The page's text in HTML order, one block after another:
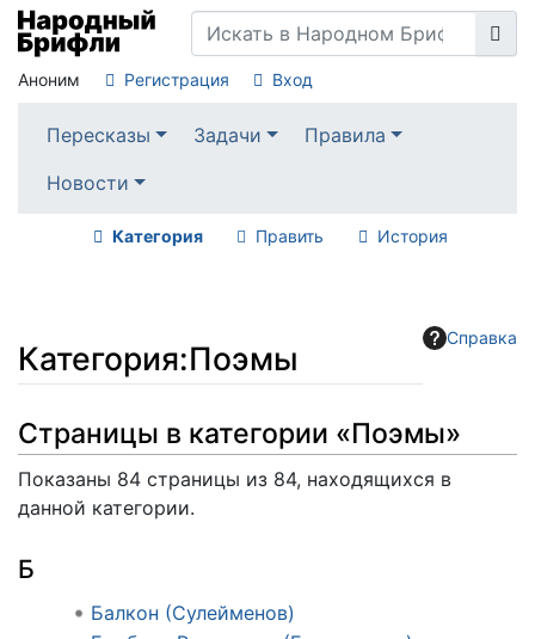
Аноним Регистрация Вход
Пересказы Задачи
Правила
Новости
Категория Править История
Справка
Категория:Поэмы
Перейти к:
Страницы в категории «Поэмы»
Показаны 84 страницы из 84, находящихся в
данной категории.
Б
Балкон (Сулейменов)